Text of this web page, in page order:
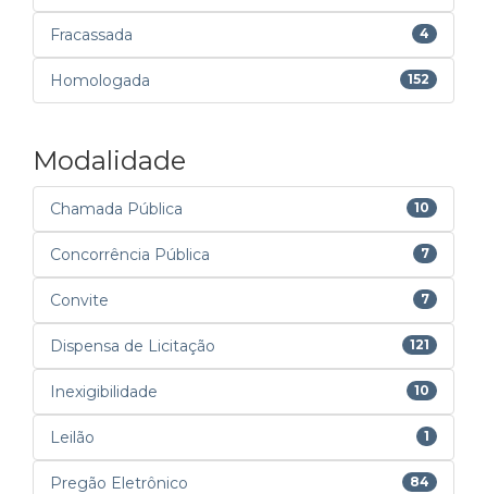
Fracassada 4
Homologada 152
Modalidade
Chamada Pública 10
Concorrência Pública 7
Convite 7
Dispensa de Licitação 121
Inexigibilidade 10
Leilão 1
Pregão Eletrônico 84